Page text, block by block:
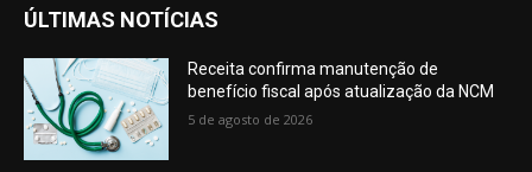
ÚLTIMAS NOTÍCIAS
Receita confirma manutenção de
benefício fiscal após atualização da NCM
5 de agosto de 2026